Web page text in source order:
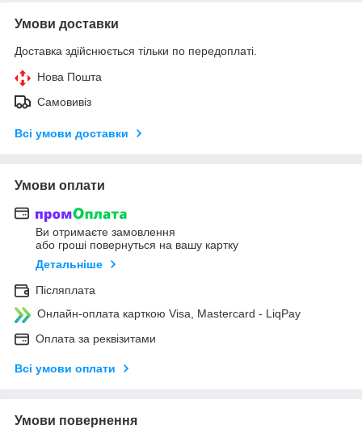
Умови доставки
Доставка здійснюється тільки по передоплаті.
Нова Пошта
Самовивіз
Всі умови доставки
Умови оплати
Ви отримаєте замовлення
або гроші повернуться на вашу картку
Детальніше
Післяплата
Онлайн-оплата карткою Visa, Mastercard - LiqPay
Оплата за реквізитами
Всі умови оплати
Умови повернення